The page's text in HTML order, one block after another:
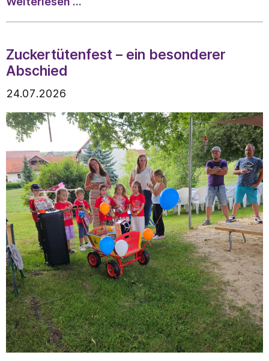
Evangelischen
Zuckertütenfest – ein besonderer
Abschied
24.07.2026